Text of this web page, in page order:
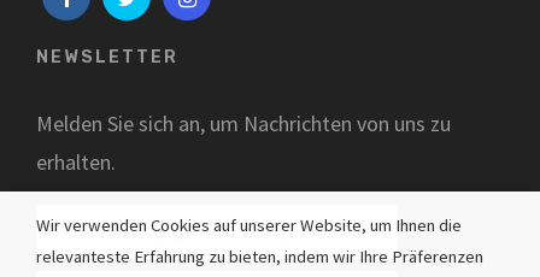
NEWSLETTER
Melden Sie sich an, um Nachrichten von uns zu
erhalten.
Wir verwenden Cookies auf unserer Website, um Ihnen die
relevanteste Erfahrung zu bieten, indem wir Ihre Präferenzen